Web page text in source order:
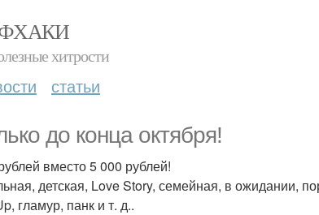
хитрости
статьи
до конца октября!
вместо 5 000 рублей!
детская, Love Story, семейная, в ожидании,
гламур, панк и т. д..